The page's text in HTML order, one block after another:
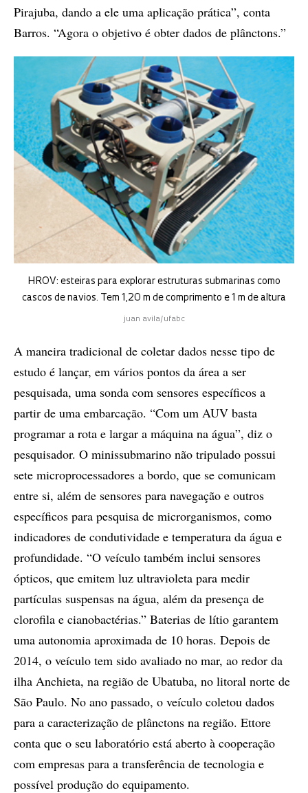
Pirajuba, dando a ele uma aplicação prática”, conta
Barros. “Agora o objetivo é obter dados de plânctons.”
HROV: esteiras para explorar estruturas submarinas como
cascos de navios. Tem 1,20 m de comprimento e 1 m de altura
juan avila/ufabc
A maneira tradicional de coletar dados nesse tipo de
estudo é lançar, em vários pontos da área a ser
pesquisada, uma sonda com sensores específicos a
partir de uma embarcação. “Com um AUV basta
programar a rota e largar a máquina na água”, diz o
pesquisador. O minissubmarino não tripulado possui
sete microprocessadores a bordo, que se comunicam
entre si, além de sensores para navegação e outros
específicos para pesquisa de microrganismos, como
indicadores de condutividade e temperatura da água e
profundidade. “O veículo também inclui sensores
ópticos, que emitem luz ultravioleta para medir
partículas suspensas na água, além da presença de
clorofila e cianobactérias.” Baterias de lítio garantem
uma autonomia aproximada de 10 horas. Depois de
2014, o veículo tem sido avaliado no mar, ao redor da
ilha Anchieta, na região de Ubatuba, no litoral norte de
São Paulo. No ano passado, o veículo coletou dados
para a caracterização de plânctons na região. Ettore
conta que o seu laboratório está aberto à cooperação
com empresas para a transferência de tecnologia e
possível produção do equipamento.